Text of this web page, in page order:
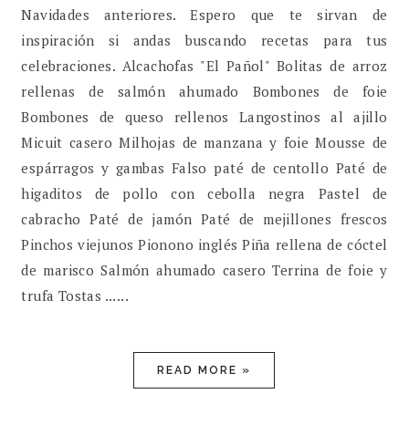
Navidades anteriores. Espero que te sirvan de
inspiración si andas buscando recetas para tus
celebraciones. Alcachofas "El Pañol" Bolitas de arroz
rellenas de salmón ahumado Bombones de foie
Bombones de queso rellenos Langostinos al ajillo
Micuit casero Milhojas de manzana y foie Mousse de
espárragos y gambas Falso paté de centollo Paté de
higaditos de pollo con cebolla negra Pastel de
cabracho Paté de jamón Paté de mejillones frescos
Pinchos viejunos Pionono inglés Piña rellena de cóctel
de marisco Salmón ahumado casero Terrina de foie y
trufa Tostas ......
READ MORE »